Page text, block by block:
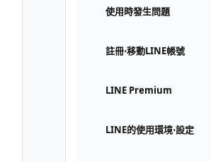
使用時發生問題
註冊⋅移動LINE帳號
LINE Premium
LINE的使用環境⋅設定